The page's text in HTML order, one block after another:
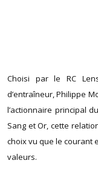
Choisi par le RC
d’entraîneur, Philippe
l’actionnaire principal
Sang et Or, cette
choix vu que le courant
valeurs.